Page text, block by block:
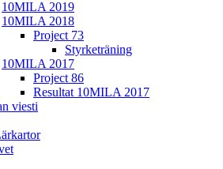
10MILA 2019
10MILA 2018
Project 73
Styrketräning
10MILA 2017
Project 86
Resultat 10MILA 2017
viesti